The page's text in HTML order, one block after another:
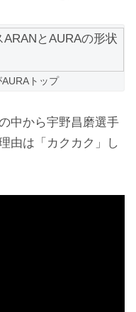
トップ
中から宇野昌磨選手
由は「カクカク」し